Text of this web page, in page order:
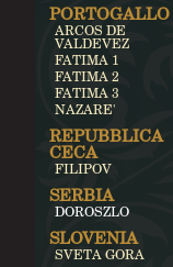
PORTOGALLO
ARCOS DE
VALDEVEZ
FATIMA 1
FATIMA 2
FATIMA 3
NAZARE'
REPUBBLICA
CECA
FILIPOV
SERBIA
DOROSZLO
SLOVENIA
SVETA GORA